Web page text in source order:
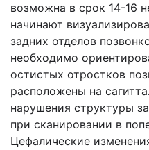
возможна в срок 14-16
начинают
задних отделов
необходимо
остистых отростков
расположены на
нарушения структуры
при сканировании в
Цефалические